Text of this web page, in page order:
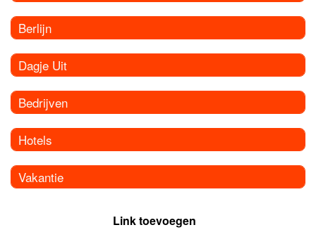
Berlijn
Dagje Uit
Bedrijven
Hotels
Vakantie
Link toevoegen